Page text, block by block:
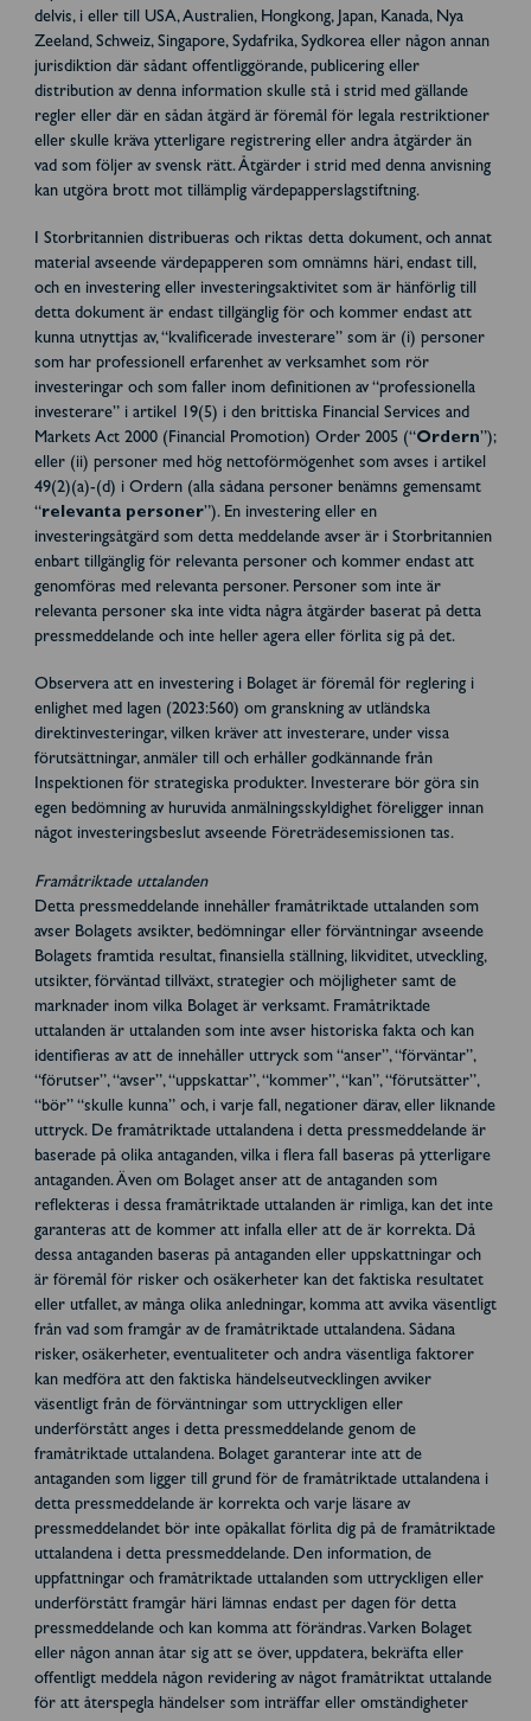
delvis, i eller till USA, Australien, Hongkong, Japan, Kanada, Nya
Zeeland, Schweiz, Singapore, Sydafrika, Sydkorea eller någon annan
jurisdiktion där sådant offentliggörande, publicering eller
distribution av denna information skulle stå i strid med gällande
regler eller där en sådan åtgärd är föremål för legala restriktioner
eller skulle kräva ytterligare registrering eller andra åtgärder än
vad som följer av svensk rätt. Åtgärder i strid med denna anvisning
kan utgöra brott mot tillämplig värdepapperslagstiftning.
I Storbritannien distribueras och riktas detta dokument, och annat
material avseende värdepapperen som omnämns häri, endast till,
och en investering eller investeringsaktivitet som är hänförlig till
detta dokument är endast tillgänglig för och kommer endast att
kunna utnyttjas av, “kvalificerade investerare” som är (i) personer
som har professionell erfarenhet av verksamhet som rör
investeringar och som faller inom definitionen av “professionella
investerare” i artikel 19(5) i den brittiska Financial Services and
Markets Act 2000 (Financial Promotion) Order 2005 (“Ordern”);
eller (ii) personer med hög nettoförmögenhet som avses i artikel
49(2)(a)-(d) i Ordern (alla sådana personer benämns gemensamt
“relevanta personer”). En investering eller en
investeringsåtgärd som detta meddelande avser är i Storbritannien
enbart tillgänglig för relevanta personer och kommer endast att
genomföras med relevanta personer. Personer som inte är
relevanta personer ska inte vidta några åtgärder baserat på detta
pressmeddelande och inte heller agera eller förlita sig på det.
Observera att en investering i Bolaget är föremål för reglering i
enlighet med lagen (2023:560) om granskning av utländska
direktinvesteringar, vilken kräver att investerare, under vissa
förutsättningar, anmäler till och erhåller godkännande från
Inspektionen för strategiska produkter. Investerare bör göra sin
egen bedömning av huruvida anmälningsskyldighet föreligger innan
något investeringsbeslut avseende Företrädesemissionen tas.
Framåtriktade uttalanden
Detta pressmeddelande innehåller framåtriktade uttalanden som
avser Bolagets avsikter, bedömningar eller förväntningar avseende
Bolagets framtida resultat, finansiella ställning, likviditet, utveckling,
utsikter, förväntad tillväxt, strategier och möjligheter samt de
marknader inom vilka Bolaget är verksamt. Framåtriktade
uttalanden är uttalanden som inte avser historiska fakta och kan
identifieras av att de innehåller uttryck som “anser”, “förväntar”,
“förutser”, “avser”, “uppskattar”, “kommer”, “kan”, “förutsätter”,
“bör” “skulle kunna” och, i varje fall, negationer därav, eller liknande
uttryck. De framåtriktade uttalandena i detta pressmeddelande är
baserade på olika antaganden, vilka i flera fall baseras på ytterligare
antaganden. Även om Bolaget anser att de antaganden som
reflekteras i dessa framåtriktade uttalanden är rimliga, kan det inte
garanteras att de kommer att infalla eller att de är korrekta. Då
dessa antaganden baseras på antaganden eller uppskattningar och
är föremål för risker och osäkerheter kan det faktiska resultatet
eller utfallet, av många olika anledningar, komma att avvika väsentligt
från vad som framgår av de framåtriktade uttalandena. Sådana
risker, osäkerheter, eventualiteter och andra väsentliga faktorer
kan medföra att den faktiska händelseutvecklingen avviker
väsentligt från de förväntningar som uttryckligen eller
underförstått anges i detta pressmeddelande genom de
framåtriktade uttalandena. Bolaget garanterar inte att de
antaganden som ligger till grund för de framåtriktade uttalandena i
detta pressmeddelande är korrekta och varje läsare av
pressmeddelandet bör inte opåkallat förlita dig på de framåtriktade
uttalandena i detta pressmeddelande. Den information, de
uppfattningar och framåtriktade uttalanden som uttryckligen eller
underförstått framgår häri lämnas endast per dagen för detta
pressmeddelande och kan komma att förändras. Varken Bolaget
eller någon annan åtar sig att se över, uppdatera, bekräfta eller
offentligt meddela någon revidering av något framåtriktat uttalande
för att återspegla händelser som inträffar eller omständigheter